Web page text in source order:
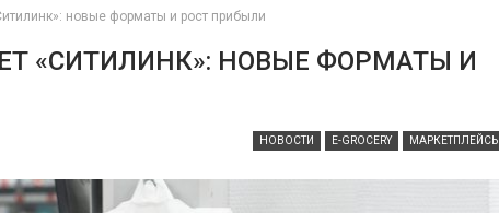
новые форматы и рост прибыли
«СИТИЛИНК»: НОВЫЕ ФОРМАТЫ И
НОВОСТИ E-GROCERY МАРКЕТПЛЕЙСЫ